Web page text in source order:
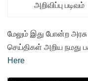
அறிவிப்பு படிவம்
மேலும் இது போன்ற
செய்திகள் அறிய நமது
Here